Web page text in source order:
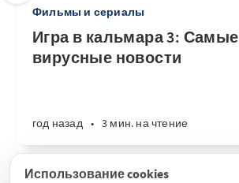
Фильмы и сериалы
Игра в кальмара 3: Самые
вирусные новости
год назад • 3 мин. на чтение
Использование cookies